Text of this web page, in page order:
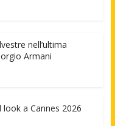
nell’ultima
Armani
look a Cannes 2026